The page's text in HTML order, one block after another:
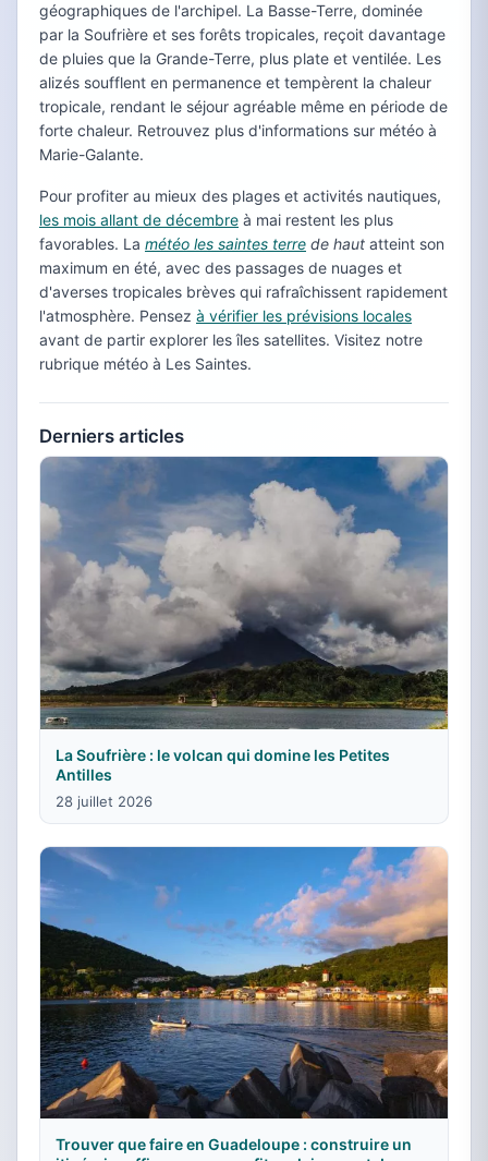
géographiques de l'archipel. La Basse-Terre, dominée
par la Soufrière et ses forêts tropicales, reçoit davantage
de pluies que la Grande-Terre, plus plate et ventilée. Les
alizés soufflent en permanence et tempèrent la chaleur
tropicale, rendant le séjour agréable même en période de
forte chaleur. Retrouvez plus d'informations sur météo à
Marie-Galante.
Pour profiter au mieux des plages et activités nautiques,
les mois allant de décembre à mai restent les plus
favorables. La météo les saintes terre de haut atteint son
maximum en été, avec des passages de nuages et
d'averses tropicales brèves qui rafraîchissent rapidement
l'atmosphère. Pensez à vérifier les prévisions locales
avant de partir explorer les îles satellites. Visitez notre
rubrique météo à Les Saintes.
Derniers articles
La Soufrière : le volcan qui domine les Petites
Antilles
28 juillet 2026
Trouver que faire en Guadeloupe : construire un